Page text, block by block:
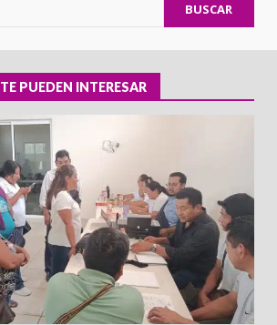
BUSCAR
TE PUEDEN INTERESAR